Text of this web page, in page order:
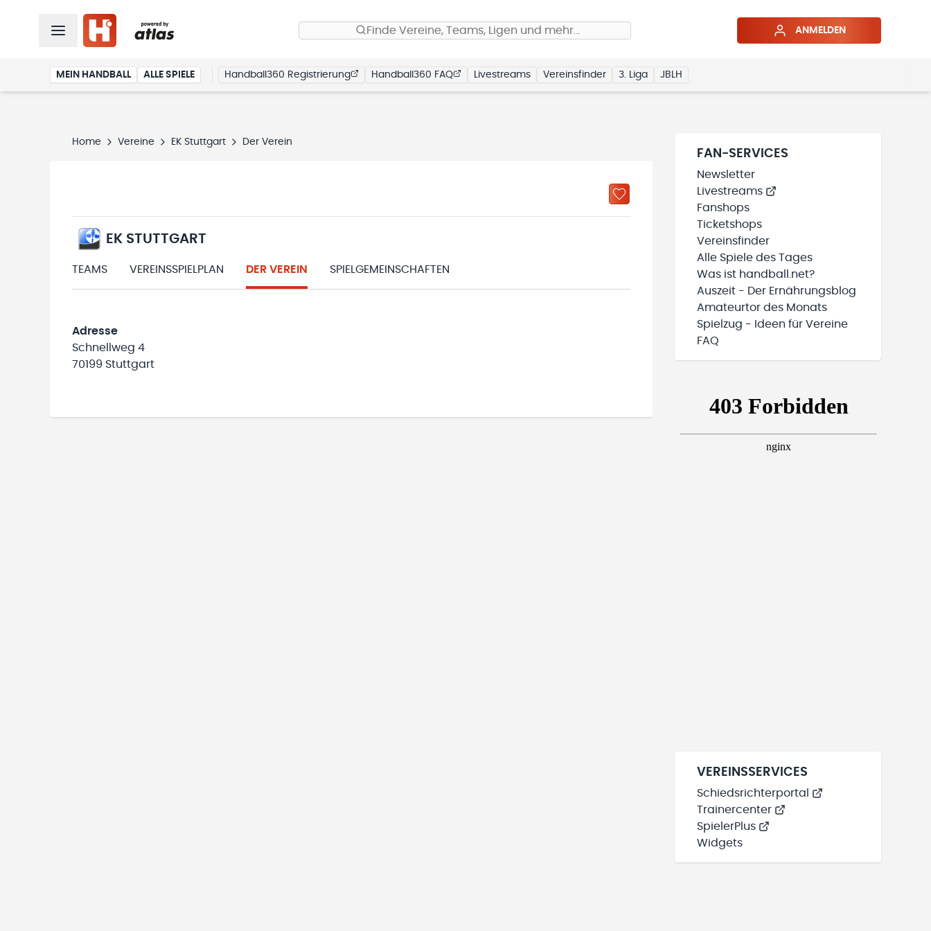
Finde Vereine, Teams, Ligen und mehr… ANMELDEN
MEIN HANDBALL ALLE SPIELE Handball360 Registrierung Handball360 FAQ Livestreams Vereinsfinder 3. Liga JBLH
Home Vereine EK Stuttgart Der Verein
EK STUTTGART
TEAMS VEREINSSPIELPLAN DER VEREIN SPIELGEMEINSCHAFTEN
Adresse
Schnellweg 4
70199 Stuttgart
FAN-SERVICES
Newsletter
Livestreams
Fanshops
Ticketshops
Vereinsfinder
Alle Spiele des Tages
Was ist handball.net?
Auszeit - Der Ernährungsblog
Amateurtor des Monats
Spielzug - Ideen für Vereine
FAQ
VEREINSSERVICES
Schiedsrichterportal
Trainercenter
SpielerPlus
Widgets